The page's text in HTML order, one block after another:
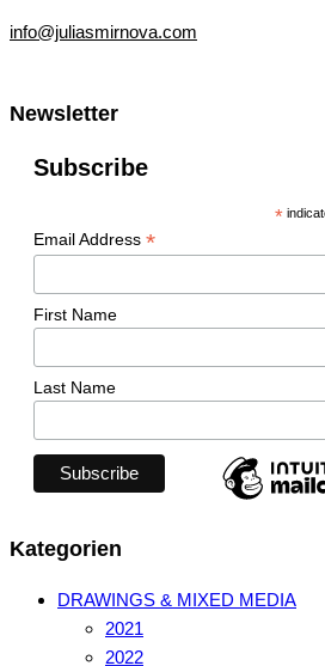
info@juliasmirnova.com
Newsletter
Subscribe
*
Email Address *
First Name
Last Name
Kategorien
DRAWINGS & MIXED MEDIA
2021
2022